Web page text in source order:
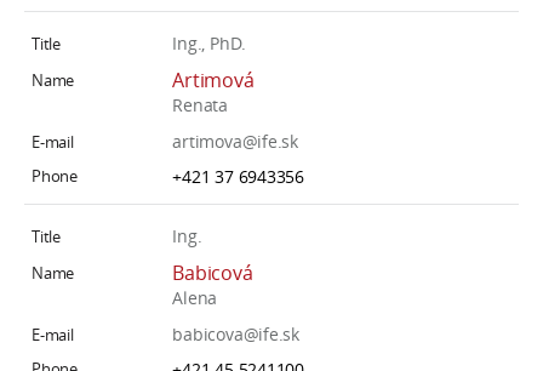
Ing., PhD.
Artimová
Renata
artimova@ife.sk
+421 37 6943356
Ing.
Babicová
Alena
babicova@ife.sk